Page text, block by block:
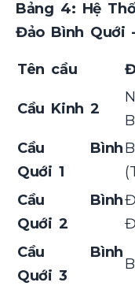
Bảng 4: Hệ
Đảo Bình Quới
Tên cầu
Cầu Kinh 2
Cầu Bình
Quới 1
Cầu Bình
Quới 2
Cầu Bình
Quới 3